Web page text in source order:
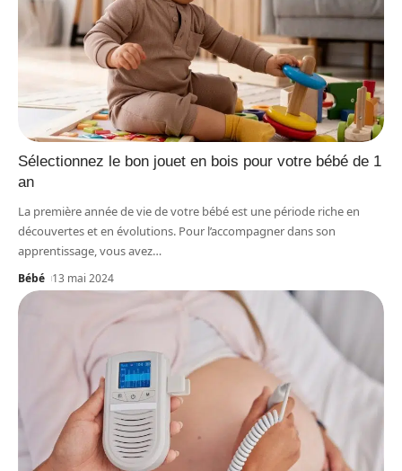
Sélectionnez le bon jouet en bois pour votre bébé de 1
an
La première année de vie de votre bébé est une période riche en
découvertes et en évolutions. Pour l’accompagner dans son
apprentissage, vous avez…
Bébé 13 mai 2024